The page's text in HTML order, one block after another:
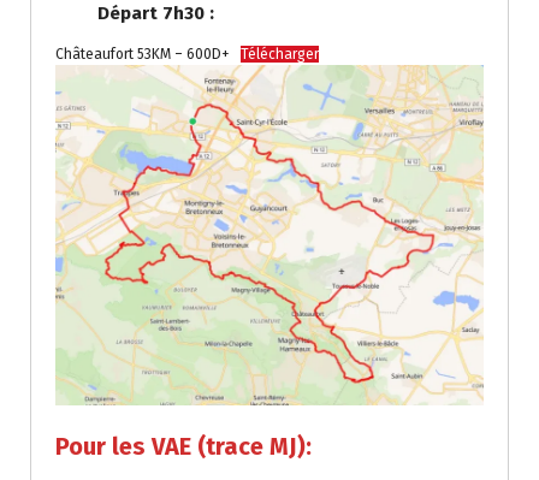
Départ 7h30 :
Châteaufort 53KM – 600D+ Télécharger
Pour les VAE (trace MJ):